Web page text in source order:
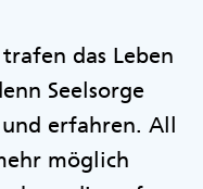
das Leben
Seelsorge
erfahren. All
möglich